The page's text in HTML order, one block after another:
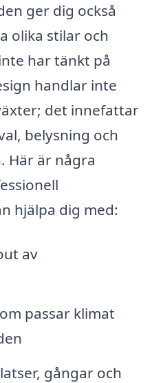
ger dig också
olika stilar och
har tänkt på
handlar inte
det innefattar
belysning och
Här är några
hjälpa dig med:
av
passar klimat
gångar och